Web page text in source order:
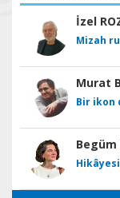
İzel
Mizah
Murat
Bir ikon
Begüm